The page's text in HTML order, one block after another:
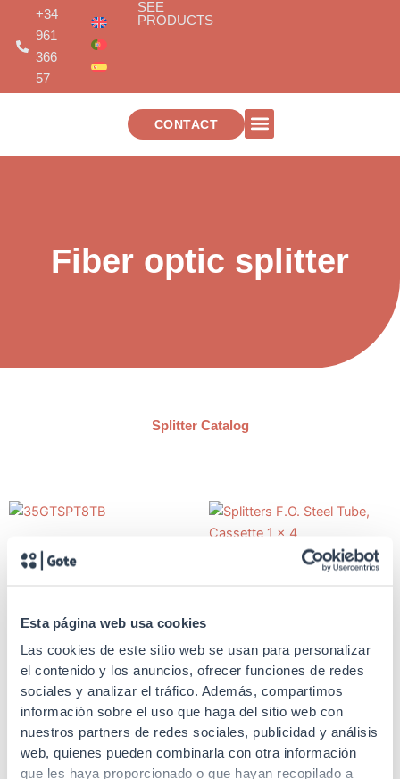
Esta página web usa cookies
Las cookies de este sitio web se usan para personalizar
el contenido y los anuncios, ofrecer funciones de redes
sociales y analizar el tráfico. Además, compartimos
información sobre el uso que haga del sitio web con
nuestros partners de redes sociales, publicidad y análisis
web, quienes pueden combinarla con otra información
que les haya proporcionado o que hayan recopilado a
content
+34
961
366
57
SEE
PRODUCTS
CONTACT
Fiber optic splitter
Splitter Catalog
Cassette 1 x 8
SKU: 35GTSPT4TB
Cassette 1 x 4
SKU: 35GTSPT2TB SKU: 35GTSPT16TB